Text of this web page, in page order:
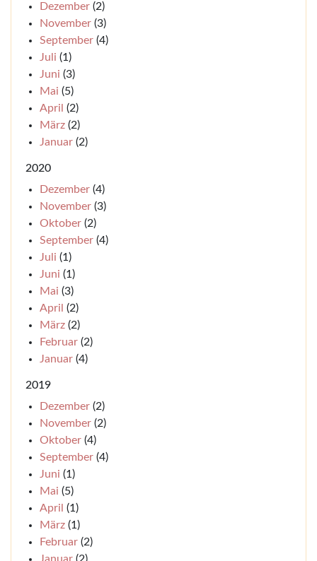
Dezember (2)
November (3)
September (4)
Juli (1)
Juni (3)
Mai (5)
April (2)
März (2)
Januar (2)
2020
Dezember (4)
November (3)
Oktober (2)
September (4)
Juli (1)
Juni (1)
Mai (3)
April (2)
März (2)
Februar (2)
Januar (4)
2019
Dezember (2)
November (2)
Oktober (4)
September (4)
Juni (1)
Mai (5)
April (1)
März (1)
Februar (2)